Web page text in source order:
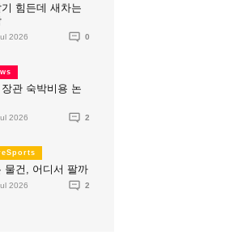
힘든데 새차는
2026 0
관 숙박비용 논
2026 2
물건, 어디서 팔까
2026 2